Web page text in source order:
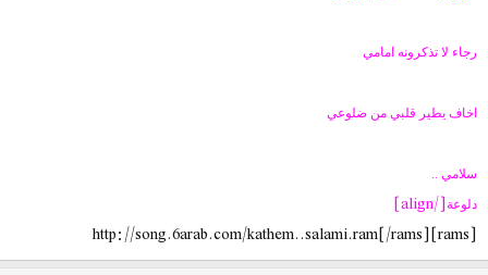
رجاء لا تذكرونه امامي
اخاف يطير قلبي من ضلوعي
سلامي ..
دلوعة[/align]
[rams]http://song.6arab.com/kathem..salami.ram[/rams]